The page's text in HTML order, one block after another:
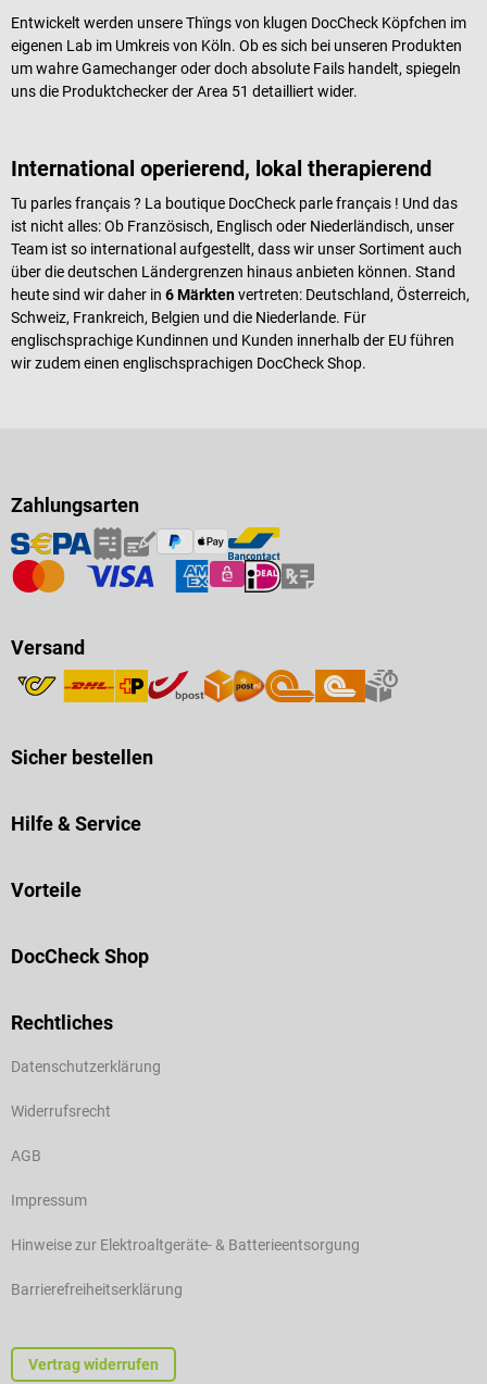
Entwickelt werden unsere Thïngs von klugen DocCheck Köpfchen im
eigenen Lab im Umkreis von Köln. Ob es sich bei unseren Produkten
um wahre Gamechanger oder doch absolute Fails handelt, spiegeln
uns die Produktchecker der Area 51 detailliert wider.
International operierend, lokal therapierend
Tu parles français ? La boutique DocCheck parle français ! Und das
ist nicht alles: Ob Französisch, Englisch oder Niederländisch, unser
Team ist so international aufgestellt, dass wir unser Sortiment auch
über die deutschen Ländergrenzen hinaus anbieten können. Stand
heute sind wir daher in 6 Märktenvertreten: Deutschland, Österreich,
Schweiz, Frankreich, Belgien und die Niederlande. Für
englischsprachige Kundinnen und Kunden innerhalb der EU führen
wir zudem einen englischsprachigen DocCheck Shop.
Zahlungsarten
Versand
Sicher bestellen
Hilfe & Service
Vorteile
DocCheck Shop
Rechtliches
Datenschutzerklärung
Widerrufsrecht
AGB
Impressum
Hinweise zur Elektroaltgeräte- & Batterieentsorgung
Barrierefreiheitserklärung
Vertrag widerrufen